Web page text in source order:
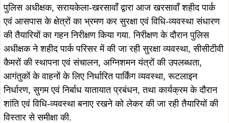
पुलिस अधीक्षक, सरायकेला-खरसावाँ द्वारा आज खरसावाँ शहीद पार्क
एवं आसपास के क्षेत्रों का भ्रमण कर सुरक्षा एवं विधि-व्यवस्था संधारण
की तैयारियों का गहन निरीक्षण किया गया. निरीक्षण के दौरान पुलिस
अधीक्षक ने शहीद पार्क परिसर में की जा रही सुरक्षा व्यवस्था, सीसीटीवी
कैमरों की स्थापना एवं संचालन, अग्निशमन यंत्रों की उपलब्धता,
आगंतुकों के वाहनों के लिए निर्धारित पार्किंग व्यवस्था, रूटलाइन
निर्धारण, सुगम एवं निर्बाध यातायात प्रबंधन, तथा कार्यक्रम के दौरान
शांति एवं विधि-व्यवस्था बनाए रखने को लेकर की जा रही तैयारियों की
विस्तार से समीक्षा की.